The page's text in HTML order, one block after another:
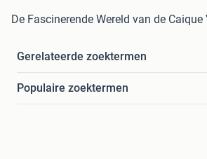
De Fascinerende Wereld van de Caique
Gerelateerde zoektermen
Populaire zoektermen